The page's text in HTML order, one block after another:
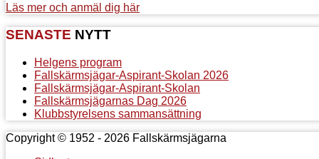
Läs mer och anmäl dig här
SENASTE NYTT
Helgens program
Fallskärmsjägar-Aspirant-Skolan 2026
Fallskärmsjägar-Aspirant-Skolan
Fallskärmsjägarnas Dag 2026
Klubbstyrelsens sammansättning
Copyright © 1952 - 2026 Fallskärmsjägarna